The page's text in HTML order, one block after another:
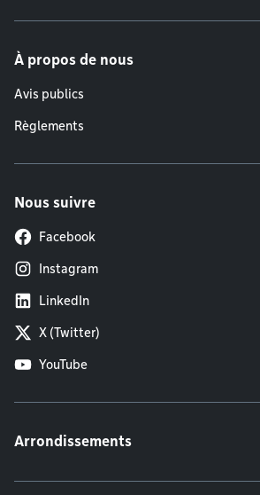
À propos de nous
Avis publics
Règlements
Nous suivre
Facebook
Instagram
LinkedIn
X (Twitter)
YouTube
Arrondissements